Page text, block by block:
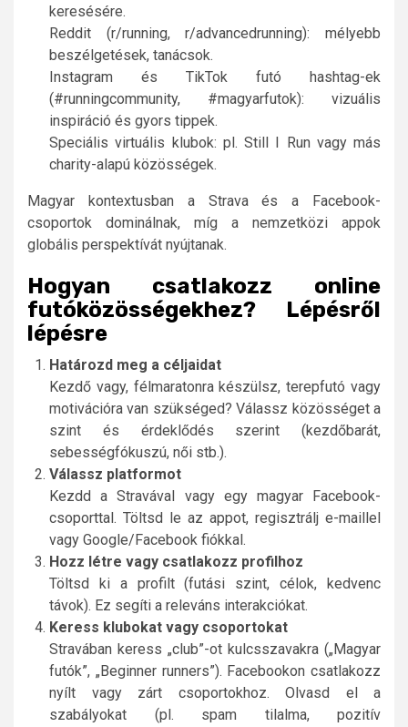
keresésére.
Reddit (r/running, r/advancedrunning): mélyebb
beszélgetések, tanácsok.
Instagram és TikTok futó hashtag-ek
(#runningcommunity, #magyarfutok): vizuális
inspiráció és gyors tippek.
Speciális virtuális klubok: pl. Still I Run vagy más
charity-alapú közösségek.
Magyar kontextusban a Strava és a Facebook-
csoportok dominálnak, míg a nemzetközi appok
globális perspektívát nyújtanak.
Hogyan csatlakozz online
futóközösségekhez? Lépésről
lépésre
Határozd meg a céljaidat
Kezdő vagy, félmaratonra készülsz, terepfutó vagy
motivációra van szükséged? Válassz közösséget a
szint és érdeklődés szerint (kezdőbarát,
sebességfókuszú, női stb.).
Válassz platformot
Kezdd a Stravával vagy egy magyar Facebook-
csoporttal. Töltsd le az appot, regisztrálj e-maillel
vagy Google/Facebook fiókkal.
Hozz létre vagy csatlakozz profilhoz
Töltsd ki a profilt (futási szint, célok, kedvenc
távok). Ez segíti a releváns interakciókat.
Keress klubokat vagy csoportokat
Stravában keress „club”-ot kulcsszavakra („Magyar
futók”, „Beginner runners”). Facebookon csatlakozz
nyílt vagy zárt csoportokhoz. Olvasd el a
szabályokat (pl. spam tilalma, pozitív